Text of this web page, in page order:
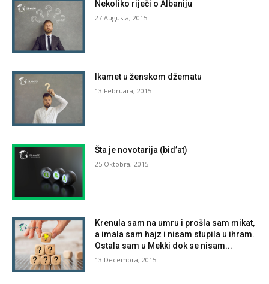
Nekoliko riječi o Albaniju
27 Augusta, 2015
Ikamet u ženskom džematu
13 Februara, 2015
Šta je novotarija (bid’at)
25 Oktobra, 2015
Krenula sam na umru i prošla sam mikat,
a imala sam hajz i nisam stupila u ihram.
Ostala sam u Mekki dok se nisam...
13 Decembra, 2015